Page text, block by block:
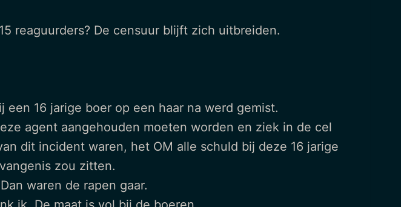
reaguurders? De censuur blijft zich uitbreiden.
een 16 jarige boer op een haar na werd gemist.
agent aangehouden moeten worden en ziek in de cel
dit incident waren, het OM alle schuld bij deze 16 jarige
zou zitten.
waren de rapen gaar.